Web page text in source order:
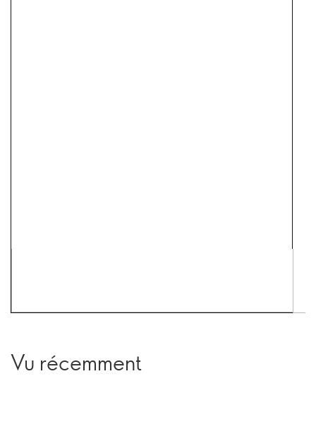
Vu récemment